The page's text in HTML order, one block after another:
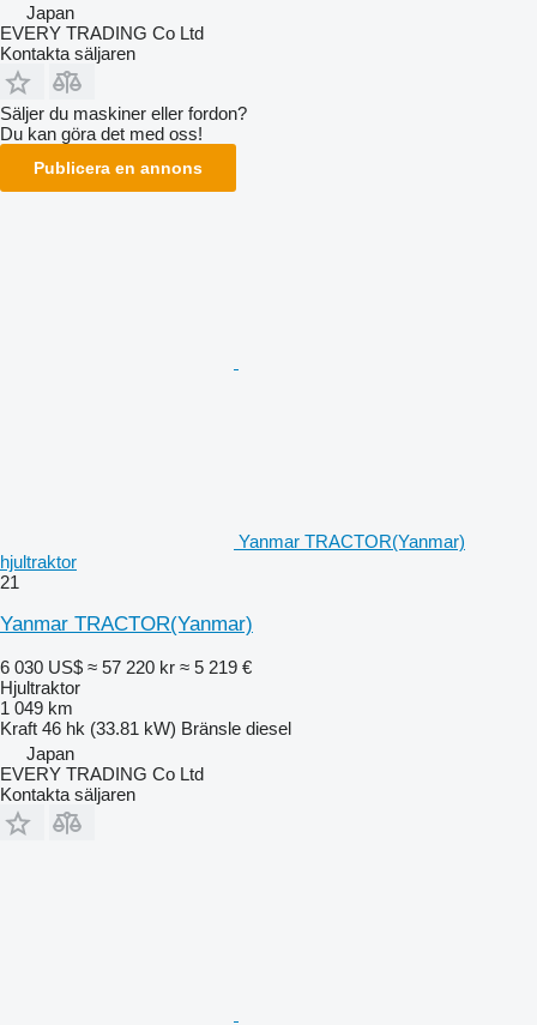
Japan
EVERY TRADING Co Ltd
Kontakta säljaren
Säljer du maskiner eller fordon?
Du kan göra det med oss!
Publicera en annons
Yanmar TRACTOR(Yanmar)
hjultraktor
21
Yanmar TRACTOR(Yanmar)
6 030 US$ ≈ 57 220 kr ≈ 5 219 €
Hjultraktor
1 049 km
Kraft 46 hk (33.81 kW) Bränsle diesel
Japan
EVERY TRADING Co Ltd
Kontakta säljaren